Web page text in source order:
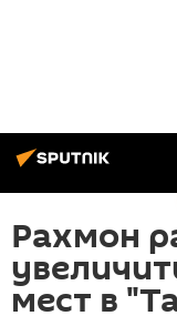
Рахмон
мест в